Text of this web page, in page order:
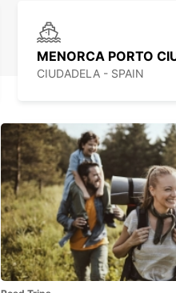
MENORCA PORTO
CIUDADELA - SPAIN
MAIORCA PAGUERA
PAGUERA - SPAIN